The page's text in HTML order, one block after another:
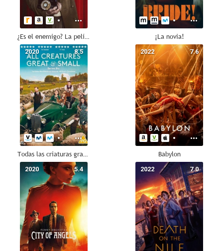
¿Es el enemigo? La película de Gila ¡La novia!
8.5
2020
Todas las criaturas grandes y pequeñas
7.6
2022
Babylon
5.4
2020 7.0
2022